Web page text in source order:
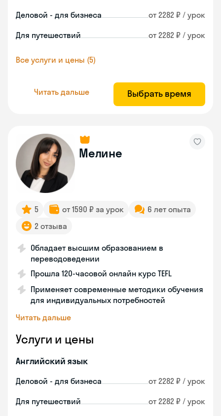
Деловой - для бизнеса от 2282 ₽ / урок
Для путешествий от 2282 ₽ / урок
Все услуги и цены (5)
Читать дальше Выбрать время
Мелине
5 от 1590 ₽ за урок
6 лет опыта
2 отзыва
Обладает высшим образованием в
переводоведении
Прошла 120-часовой онлайн курс TEFL
Применяет современные методики обучения
для индивидуальных потребностей
Читать дальше
Услуги и цены
Английский язык
Деловой - для бизнеса от 2282 ₽ / урок
Для путешествий от 2282 ₽ / урок